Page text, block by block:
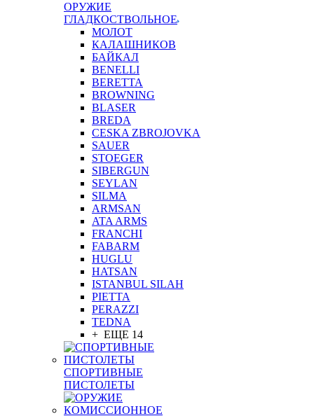
ОРУЖИЕ
ГЛАДКОСТВОЛЬНОЕ
МОЛОТ
КАЛАШНИКОВ
БАЙКАЛ
BENELLI
BERETTA
BROWNING
BLASER
BREDA
CESKA ZBROJOVKA
SAUER
STOEGER
SIBERGUN
SEYLAN
SILMA
ARMSAN
ATA ARMS
FRANCHI
FABARM
HUGLU
HATSAN
ISTANBUL SILAH
PIETTA
PERAZZI
TEDNA
+ ЕЩЕ 14
СПОРТИВНЫЕ
ПИСТОЛЕТЫ